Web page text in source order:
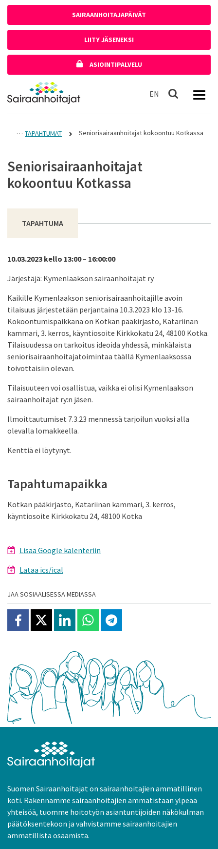
SAIRAANHOITAJAPÄIVÄT
LIITY JÄSENEKSI
ASIOINTIPALVELU
Etusivulle
EN In English
Haku
TAPAHTUMAT Seniorisairaanhoitajat kokoontuu Kotkassa
Seniorisairaanhoitajat
kokoontuu Kotkassa
TAPAHTUMA
10.03.2023 kello 13:00 – 16:00:00
Järjestäjä: Kymenlaakson sairaanhoitajat ry
Kaikille Kymenlaakson seniorisairaanhoitajille avoin
tilaisuus järjestetään perjantaina 10.3.2023 klo 13-16.
Kokoontumispaikkana on Kotkan pääkirjasto, Katariinan
kammari, 3. kerros, käyntiosoite Kirkkokatu 24, 48100 Kotka.
Tilaisuudessa on tarkoitus ideoida yhdessä, minkälaista
seniorisairaanhoitajatoimintaa täällä Kymenlaaksossa
toivottaisiin olevan.
Tilaisuuteen voi osallistua, vaikka ei olisi Kymenlaakson
sairaanhoitajat ry:n jäsen.
Ilmoittautumiset 7.3.23 mennessä tarjoilun vuoksi alla
olevalla lomakkeella.
Kenttiä ei löytynyt.
Tapahtumapaikka
Kotkan pääkirjasto, Katariinan kammari, 3. kerros,
käyntiosoite Kirkkokatu 24, 48100 Kotka
Lisää Google kalenteriin
Lataa ics/ical
JAA SOSIAALISESSA MEDIASSA
Jaa Facebookissa
Jaa X:ssäJaa Linkedinissä
Jaa Whatsappissa
Jaa Telegramissa
Suomen Sairaanhoitajat on sairaanhoitajien ammatillinen
koti. Rakennamme sairaanhoitajien ammatistaan ylpeää
yhteisöä, tuomme hoitotyön asiantuntijoiden näkökulman
päätöksentekoon ja vahvistamme sairaanhoitajien
ammatillista osaamista.